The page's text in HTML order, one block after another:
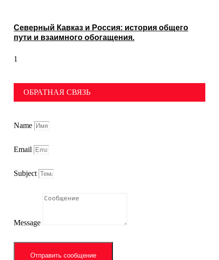
Северный Кавказ и Россия: история общего
пути и взаимного обогащения.
ОБРАТНАЯ СВЯЗЬ
Name
Email
Subject
Message
Отправить сообщение